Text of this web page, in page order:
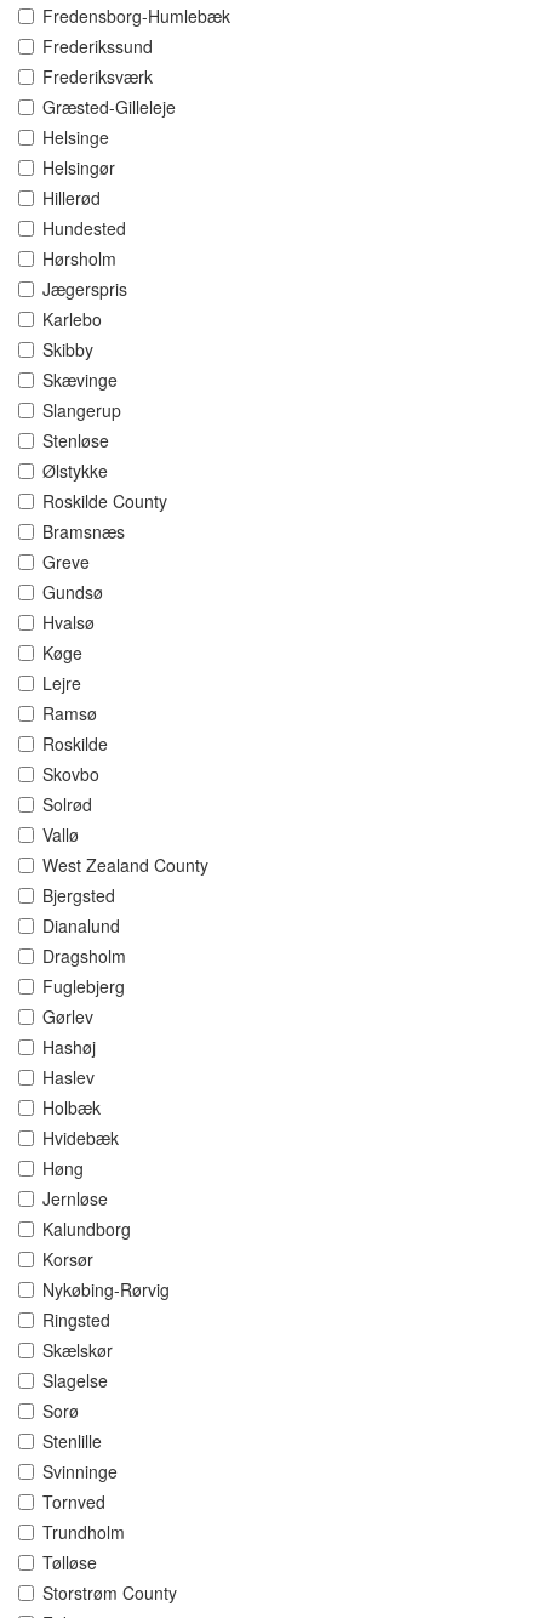
Fredensborg-Humlebæk
Frederikssund
Frederiksværk
Græsted-Gilleleje
Helsinge
Helsingør
Hillerød
Hundested
Hørsholm
Jægerspris
Karlebo
Skibby
Skævinge
Slangerup
Stenløse
Ølstykke
Roskilde County
Bramsnæs
Greve
Gundsø
Hvalsø
Køge
Lejre
Ramsø
Roskilde
Skovbo
Solrød
Vallø
West Zealand County
Bjergsted
Dianalund
Dragsholm
Fuglebjerg
Gørlev
Hashøj
Haslev
Holbæk
Hvidebæk
Høng
Jernløse
Kalundborg
Korsør
Nykøbing-Rørvig
Ringsted
Skælskør
Slagelse
Sorø
Stenlille
Svinninge
Tornved
Trundholm
Tølløse
Storstrøm County